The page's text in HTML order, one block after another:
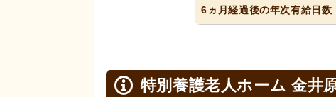
6ヵ月経過後の年次有給日数
特別養護老人ホーム 金井